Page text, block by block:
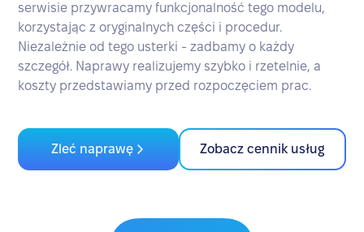
serwisie przywracamy funkcjonalność tego modelu,
korzystając z oryginalnych części i procedur.
Niezależnie od tego usterki - zadbamy o każdy
szczegół. Naprawy realizujemy szybko i rzetelnie, a
koszty przedstawiamy przed rozpoczęciem prac.
Zleć naprawę Zobacz cennik usług